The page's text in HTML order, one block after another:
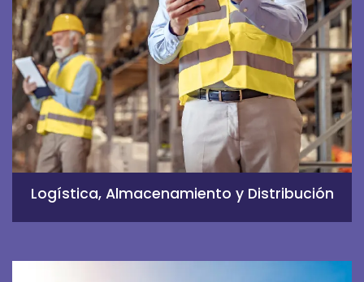
Logística, Almacenamiento y Distribución